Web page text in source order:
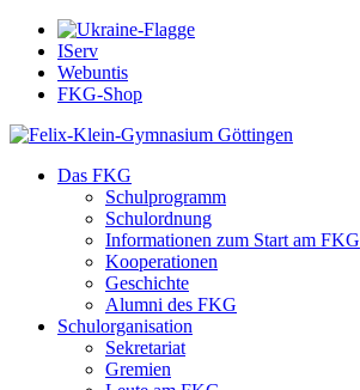
IServ
Webuntis
FKG-Shop
Das FKG
Schulprogramm
Schulordnung
Informationen zum Start am FKG
Kooperationen
Geschichte
Alumni des FKG
Schulorganisation
Sekretariat
Gremien